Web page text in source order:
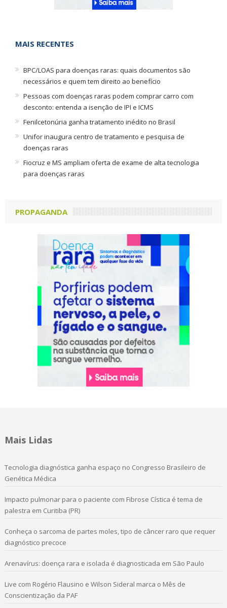
MAIS RECENTES
BPC/LOAS para doenças raras: quais documentos são
necessários e quem tem direito ao benefício
Pessoas com doenças raras podem comprar carro com
desconto: entenda a isenção de IPI e ICMS
Fenilcetonúria ganha tratamento inédito no Brasil
Unifor inaugura centro de tratamento e pesquisa de
doenças raras
Fiocruz e MS ampliam oferta de exame de alta tecnologia
para doenças raras
PROPAGANDA
Mais Lidas
Tecnologia diagnóstica ganha espaço no Congresso Brasileiro de
Genética Médica
Impacto pulmonar para o paciente com Fibrose Cística é tema de
palestra em Curitiba (PR)
Conheça o sarcoma de partes moles, tipo de câncer raro que requer
diagnóstico precoce
Arenavírus: doença rara e isolada é diagnosticada em São Paulo
Live com Rogério Flausino e Wilson Sideral marca o Mês de
Conscientização da PAF